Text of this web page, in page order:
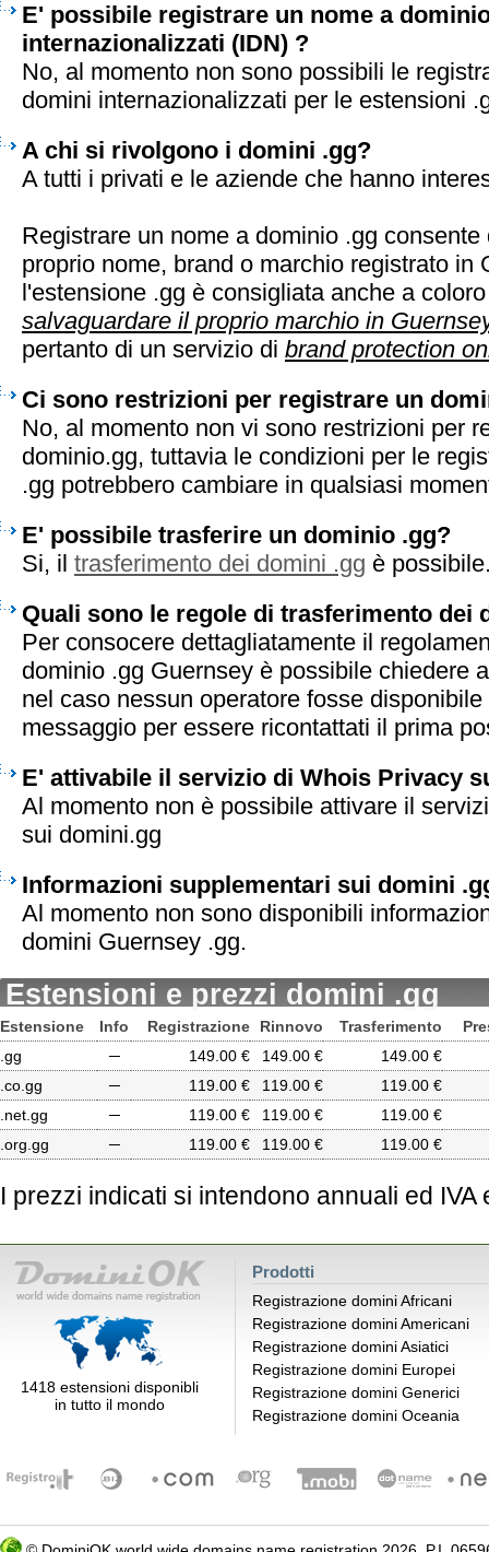
E' possibile registrare un nome a
internazionalizzati (IDN) ?
No, al momento non sono possibili le
domini internazionalizzati per le estensioni
A chi si rivolgono i domini .gg?
A tutti i privati e le aziende che hanno
Registrare un nome a dominio .gg consente
proprio nome, brand o marchio registrato in
l'estensione .gg è consigliata anche a
salvaguardare il proprio marchio in
pertanto di un servizio di brand protection
Ci sono restrizioni per registrare un
No, al momento non vi sono restrizioni per
dominio.gg, tuttavia le condizioni per le
.gg potrebbero cambiare in qualsiasi
E' possibile trasferire un dominio .gg?
Si, il trasferimento dei domini .gg è
Quali sono le regole di trasferimento dei
Per consocere dettagliatamente il
dominio .gg Guernsey è possibile chiedere
nel caso nessun operatore fosse
messaggio per essere ricontattati il prima
E' attivabile il servizio di Whois Privacy
Al momento non è possibile attivare il
sui domini.gg
Informazioni supplementari sui domini
Al momento non sono disponibili
domini Guernsey .gg.
Estensioni e prezzi domini .gg
Estensione Info Registrazione Rinnovo Trasferimento
.gg
─ 149.00 € 149.00 €
149.00 €
.co.gg
─ 119.00 € 119.00 €
119.00 €
.net.gg
─ 119.00 € 119.00 €
119.00 €
.org.gg
─ 119.00 € 119.00 € 119.00 €
I prezzi indicati si intendono annuali ed IVA
1418 estensioni disponibli
in tutto il mondo
Prodotti
Registrazione domini Africani
Registrazione domini Americani
Registrazione domini Asiatici
Registrazione domini Europei
Registrazione domini Generici
Registrazione domini Oceania